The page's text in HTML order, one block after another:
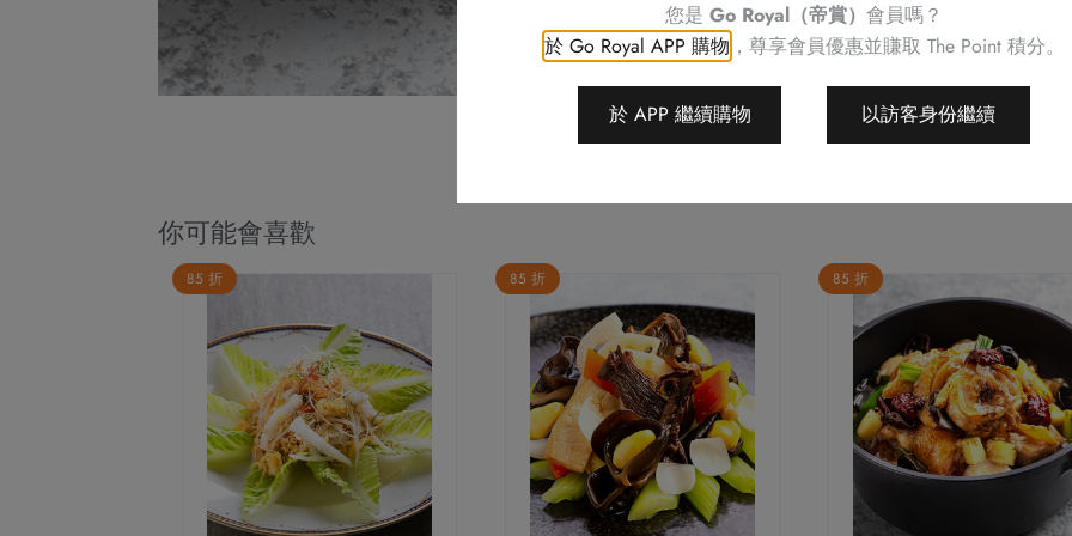
你可能會喜歡
85 折 85 折 85 折
您是 Go Royal（帝賞） 會員嗎？
於 Go Royal APP 購物 ，尊享會員優惠並賺取 The Point 積分。
於 APP 繼續購物 以訪客身份繼續